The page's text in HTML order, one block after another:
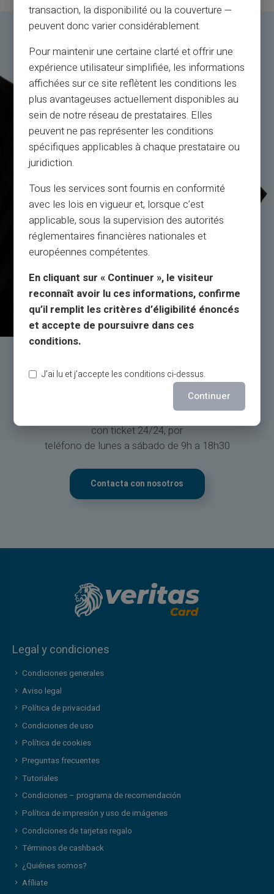
personas reales, no de bots
Servicio de atención al cliente en inglés a su servicio
con ticket 24/24, por
teléfono de lunes a sábado de 9h a 18h30
Contacta con nosotros
Legal y condiciones
Condiciones generales
Aviso legal
Política de privacidad
Condiciones de uso
Política de cookies
Preguntas frecuentes
Tutoriales
Condiciones – programa de recomendación
Política de impresión y uso de imágenes
Condiciones de tarjetas regalo
Términos de cashback
¿Quiénes somos?
Afíliate
transaction, la disponibilité ou la couverture —
peuvent donc varier considérablement.
Pour maintenir une certaine clarté et offrir une
expérience utilisateur simplifiée, les informations
affichées sur ce site reflètent les conditions les
plus avantageuses actuellement disponibles au
sein de notre réseau de prestataires. Elles
peuvent ne pas représenter les conditions
spécifiques applicables à chaque prestataire ou
juridiction.
Tous les services sont fournis en conformité
avec les lois en vigueur et, lorsque c’est
applicable, sous la supervision des autorités
réglementaires financières nationales et
européennes compétentes.
En cliquant sur « Continuer », le visiteur
reconnaît avoir lu ces informations, confirme
qu’il remplit les critères d’éligibilité énoncés
et accepte de poursuivre dans ces
conditions.
J’ai lu et j’accepte les conditions ci-dessus.
Continuer